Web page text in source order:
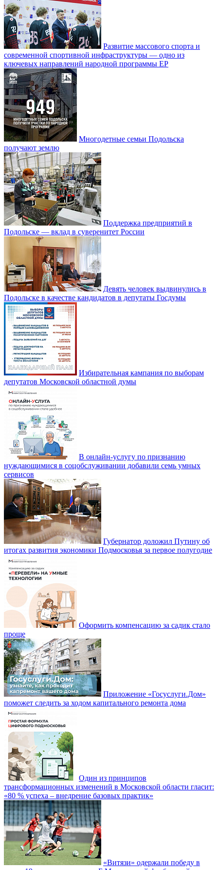
Развитие массового спорта и
современной спортивной инфраструктуры — одно из
ключевых направлений народной программы ЕР
Многодетные семьи Подольска
получают землю
Поддержка предприятий в
Подольске — вклад в суверенитет России
Девять человек выдвинулись в
Подольске в качестве кандидатов в депутаты Госдумы
Избирательная кампания по выборам
депутатов Московской областной думы
В онлайн-услугу по признанию
нуждающимися в соцобслуживании добавили семь умных
сервисов
Губернатор доложил Путину об
итогах развития экономики Подмосковья за первое полугодие
Оформить компенсацию за садик стало
проще
Приложение «Госуслуги.Дом»
поможет следить за ходом капитального ремонта дома
Один из принципов
трансформационных изменений в Московской области гласит:
«80 % успеха – внедрение базовых практик»
«Витязи» одержали победу в